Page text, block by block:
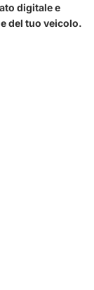
digitale e
del tuo veicolo.